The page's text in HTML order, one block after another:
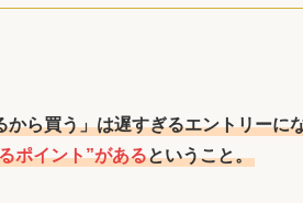
から買う」は遅すぎるエントリーに
ポイント”があるということ。